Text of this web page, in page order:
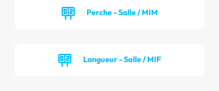
Perche - Salle / MIM
Longueur - Salle / MIF